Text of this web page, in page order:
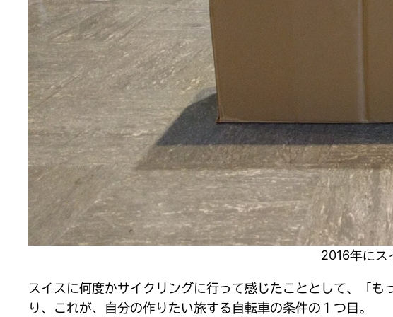
2016年にス
スイスに何度かサイクリングに行って感じたこととして、「
り、これが、自分の作りたい旅する自転車の条件の１つ目。